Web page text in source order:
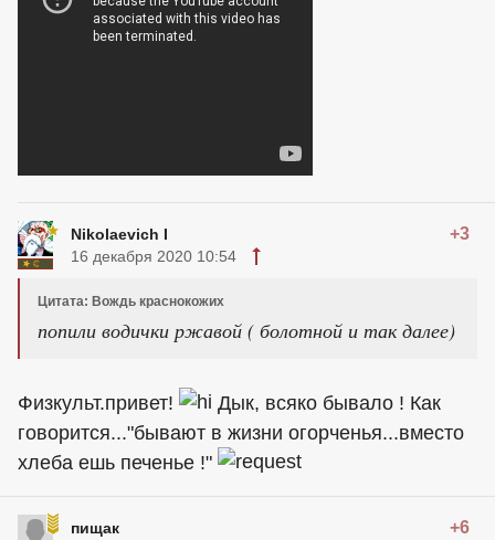
Nikolaevich I +3
16 декабря 2020 10:54
Цитата: Вождь краснокожих
попили водички ржавой ( болотной и так далее)
Физкульт.привет!
Дык, всяко бывало ! Как
говорится..."бывают в жизни огорченья...вместо
хлеба ешь печенье !"
пищак +6